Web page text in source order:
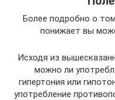
Более подробно о
понижает вы
Исходя из
можно ли
гипертония или
употребление